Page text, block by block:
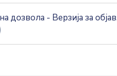
дозвола - Верзија за